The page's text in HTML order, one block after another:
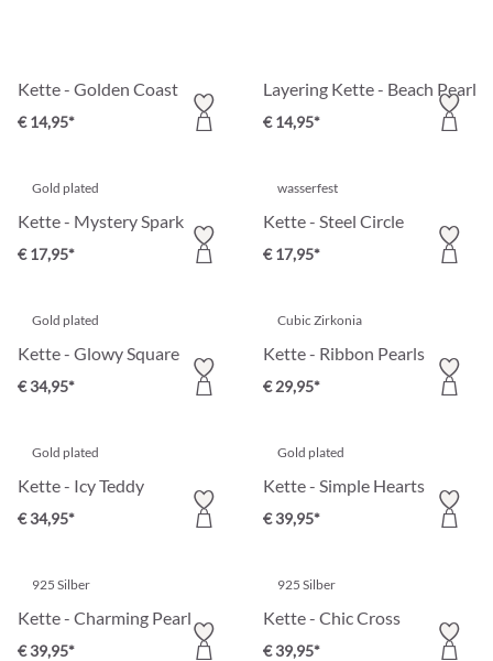
Kette - Golden Coast
€ 14,95*
Layering Kette - Beach Pearls
€ 14,95*
Gold plated
Kette - Mystery Spark
€ 17,95*
wasserfest
Kette - Steel Circle
€ 17,95*
Gold plated
Kette - Glowy Square
€ 34,95*
Cubic Zirkonia
Kette - Ribbon Pearls
€ 29,95*
Gold plated
Kette - Icy Teddy
€ 34,95*
Gold plated
Kette - Simple Hearts
€ 39,95*
925 Silber
Kette - Charming Pearl
€ 39,95*
925 Silber
Kette - Chic Cross
€ 39,95*